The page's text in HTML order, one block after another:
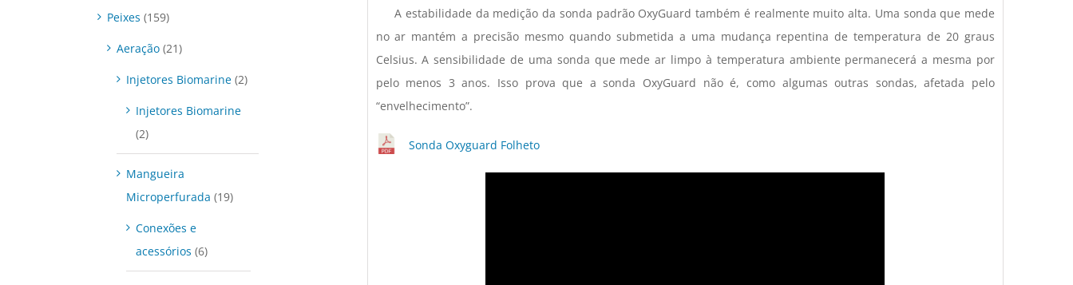
A estabilidade da medição da sonda padrão OxyGuard também é realmente muito alta. Uma sonda que mede
no ar mantém a precisão mesmo quando submetida a uma mudança repentina de temperatura de 20 graus
Celsius. A sensibilidade de uma sonda que mede ar limpo à temperatura ambiente permanecerá a mesma por
pelo menos 3 anos. Isso prova que a sonda OxyGuard não é, como algumas outras sondas, afetada pelo
“envelhecimento”.
Sonda Oxyguard Folheto
Peixes (159)
Aeração (21)
Injetores Biomarine (2)
Injetores Biomarine
(2)
Mangueira
Microperfurada (19)
Conexões e
acessórios (6)